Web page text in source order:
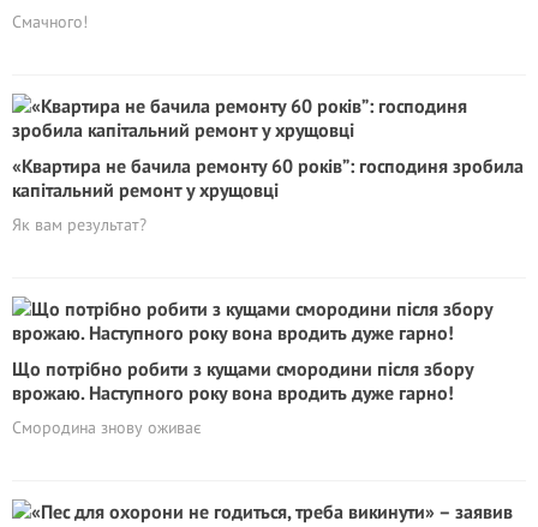
Смачного!
«Квартира не бачила ремонту 60 років”: господиня зробила
капітальний ремонт у хрущовці
Як вам результат?
Що потрібно робити з кущами смородини після збору
врожаю. Наступного року вона вродить дуже гарно!
Смородина знову оживає